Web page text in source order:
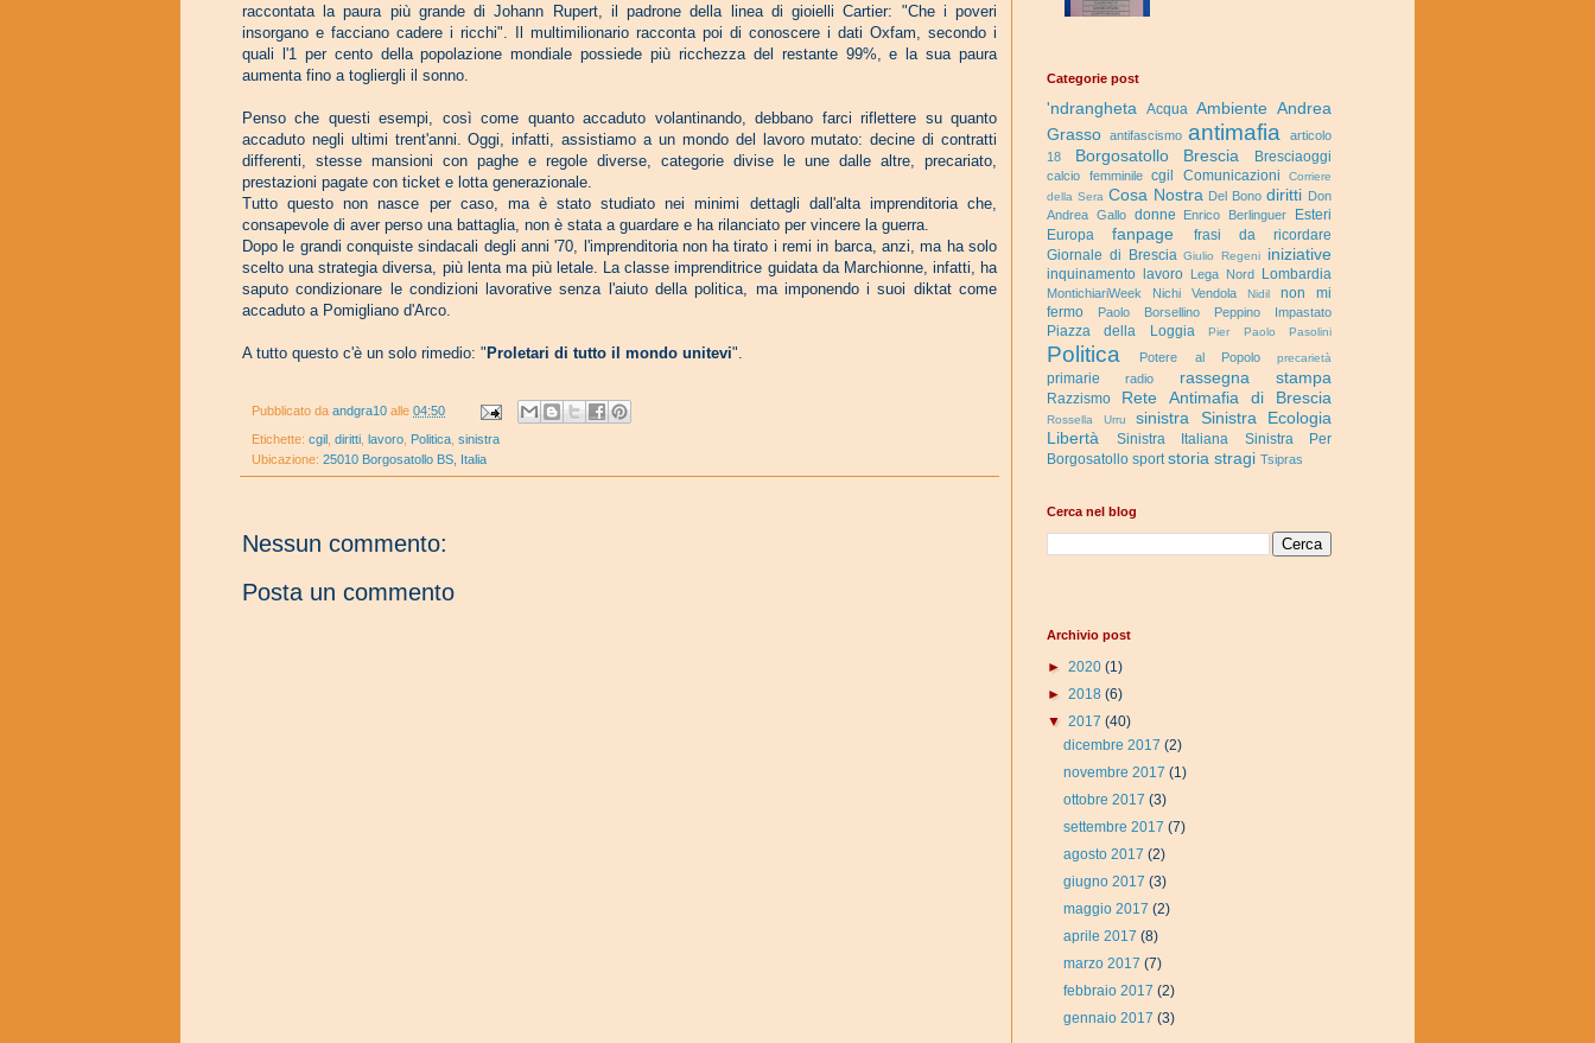
raccontata la paura più grande di Johann Rupert, il padrone della linea di gioielli Cartier: "Che i poveri
insorgano e facciano cadere i ricchi". Il multimilionario racconta poi di conoscere i dati Oxfam, secondo i
quali l'1 per cento della popolazione mondiale possiede più ricchezza del restante 99%, e la sua paura
aumenta fino a togliergli il sonno.
Penso che questi esempi, così come quanto accaduto volantinando, debbano farci riflettere su quanto
accaduto negli ultimi trent'anni.Oggi, infatti, assistiamo a un mondo del lavoro mutato: decine di contratti
differenti, stesse mansioni con paghe e regole diverse, categorie divise le une dalle altre, precariato,
prestazioni pagate con ticket e lotta generazionale.
Tutto questo non nasce per caso, ma è stato studiato nei minimi dettagli dall'alta imprenditoria che,
consapevole di aver perso una battaglia, non è stata a guardare e ha rilanciato per vincere la guerra.
Dopo le grandi conquiste sindacali degli anni '70, l'imprenditoria non ha tirato i remi in barca, anzi, ma ha solo
scelto una strategia diversa, più lenta ma più letale.
La classe imprenditrice guidata da Marchionne, infatti, ha
saputo condizionare le condizioni lavorative senza l'aiuto della politica, ma imponendo i suoi diktat come
accaduto a Pomigliano d'Arco.
A tutto questo c'è un solo rimedio: " Proletari di tutto il mondo unitevi".
Pubblicato da andgra10 alle 04:50
Etichette: cgil diritti lavoro Politica sinistra
Ubicazione: 25010 Borgosatollo BS, Italia
Nessun commento:
Posta un commento
Categorie post
'ndrangheta Acqua Ambiente Andrea
Grasso antifascismo antimafia
articolo
18
Borgosatollo Brescia Bresciaoggi
calcio femminile cgil Comunicazioni
Corriere
della Sera Cosa Nostra Del Bono diritti Don
Andrea Gallo donne Enrico Berlinguer
Esteri
Europa
fanpage
frasi da ricordare
Giornale di Brescia Giulio Regeni iniziative
inquinamento lavoro Lega Nord Lombardia
MontichiariWeek Nichi Vendola Nidil
non mi
fermo
Paolo Borsellino Peppino Impastato
Piazza della Loggia Pier Paolo Pasolini
Politica Potere al Popolo precarietà
primarie radio rassegna stampa
Razzismo Rete Antimafia di Brescia
Rossella Urru sinistra
Sinistra Ecologia
Libertà
Sinistra Italiana
Sinistra Per
Borgosatollo sport storia stragi Tsipras
Cerca nel blog
Archivio post
► 2020 (1)
► 2018 (6)
▼ 2017 (40)
dicembre 2017(2)
novembre 2017(1)
ottobre 2017(3)
settembre 2017(7)
agosto 2017(2)
giugno 2017(3)
maggio 2017(2)
aprile 2017(8)
marzo 2017(7)
febbraio 2017(2)
gennaio 2017(3)